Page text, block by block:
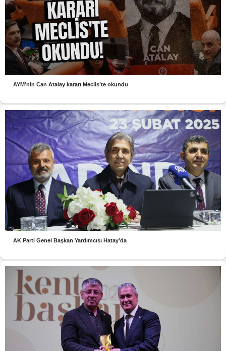
AYM’nin Can Atalay kararı Meclis’te okundu
AK Parti Genel Başkan Yardımcısı Hatay’da